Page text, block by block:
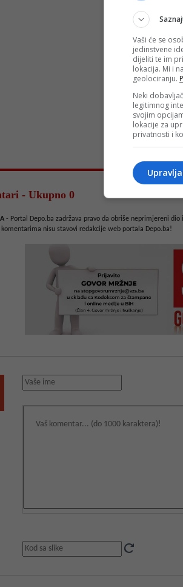
- Ukupno 0
- Portal Depo.ba zadržava pravo da obriše neprimjereni
komentarima nisu stavovi redakcije web portala Depo.ba!
Vaši će se
jedinstvene
dijeliti te im
lokacija. Mi i
geolociranju.
Neki
legitimnog
svojim
lokacije za
privatnosti i